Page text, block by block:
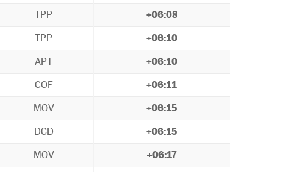
TPP +06:08
TPP +06:10
APT +06:10
COF +06:11
MOV +06:15
DCD +06:15
MOV +06:17